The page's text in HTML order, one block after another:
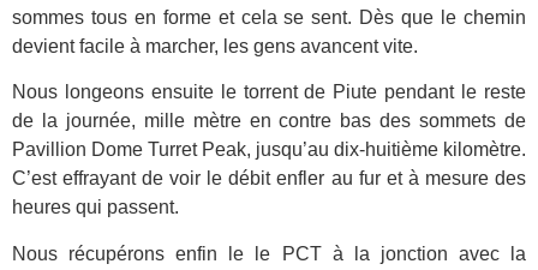
sommes tous en forme et cela se sent. Dès que le chemin
devient facile à marcher, les gens avancent vite.
Nous longeons ensuite le torrent de Piute pendant le reste
de la journée, mille mètre en contre bas des sommets de
Pavillion Dome Turret Peak, jusqu’au dix-huitième kilomètre.
C’est effrayant de voir le débit enfler au fur et à mesure des
heures qui passent.
Nous récupérons enfin le le PCT à la jonction avec la